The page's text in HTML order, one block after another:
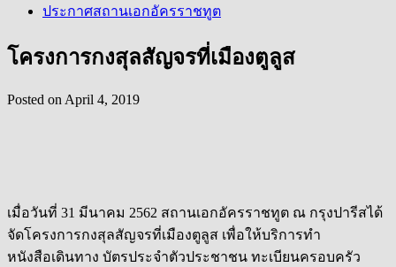
ประกาศสถานเอกอัครราชทูต
โครงการกงสุลสัญจรที่เมืองตูลูส
Posted on April 4, 2019
เมื่อวันที่ 31 มีนาคม 2562 สถานเอกอัครราชทูต ณ กรุงปารีสได้
จัดโครงการกงสุลสัญจรที่เมืองตูลูส เพื่อให้บริการทำ
หนังสือเดินทาง บัตรประจำตัวประชาชน ทะเบียนครอบครัว